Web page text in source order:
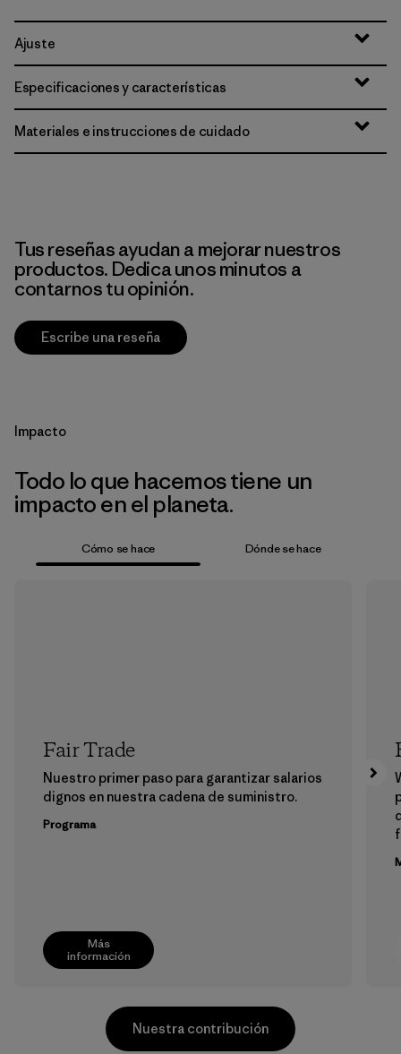
Ajuste
Especificaciones y características
Materiales e instrucciones de cuidado
Tus reseñas ayudan a mejorar nuestros
productos. Dedica unos minutos a
contarnos tu opinión.
Escribe una reseña
Impacto
Todo lo que hacemos tiene un
impacto en el planeta.
Cómo se hace Dónde se hace
Más
información
Fair Trade
Nuestro primer paso para garantizar salarios
dignos en nuestra cadena de suministro.
Programa
Nuestra contribución